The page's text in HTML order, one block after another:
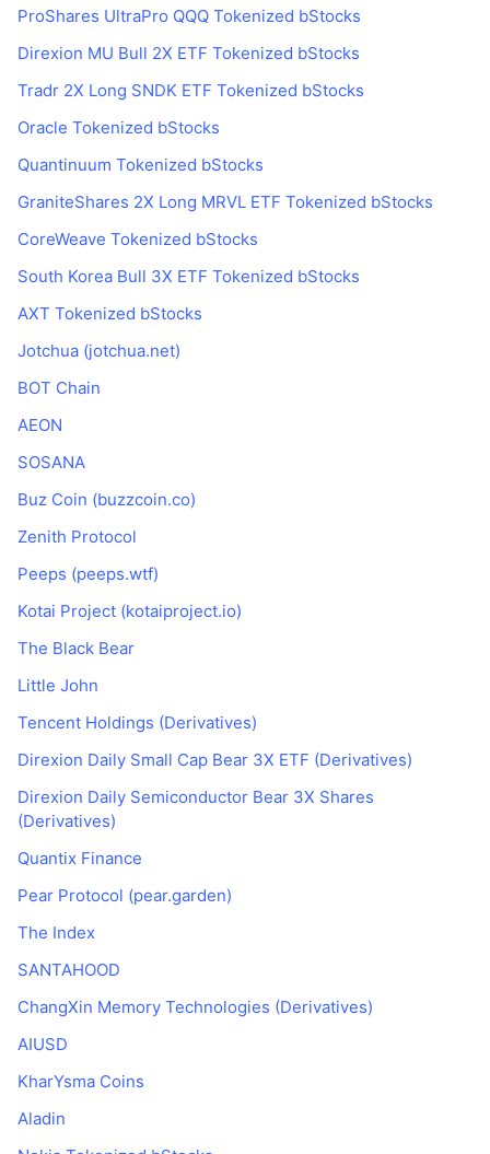
ProShares UltraPro QQQ Tokenized bStocks
Direxion MU Bull 2X ETF Tokenized bStocks
Tradr 2X Long SNDK ETF Tokenized bStocks
Oracle Tokenized bStocks
Quantinuum Tokenized bStocks
GraniteShares 2X Long MRVL ETF Tokenized bStocks
CoreWeave Tokenized bStocks
South Korea Bull 3X ETF Tokenized bStocks
AXT Tokenized bStocks
Jotchua (jotchua.net)
BOT Chain
AEON
SOSANA
Buz Coin (buzzcoin.co)
Zenith Protocol
Peeps (peeps.wtf)
Kotai Project (kotaiproject.io)
The Black Bear
Little John
Tencent Holdings (Derivatives)
Direxion Daily Small Cap Bear 3X ETF (Derivatives)
Direxion Daily Semiconductor Bear 3X Shares
(Derivatives)
Quantix Finance
Pear Protocol (pear.garden)
The Index
SANTAHOOD
ChangXin Memory Technologies (Derivatives)
AIUSD
KharYsma Coins
Aladin